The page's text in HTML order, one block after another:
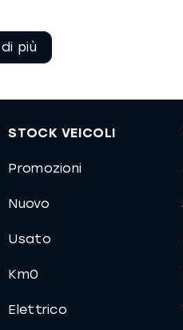
a
STOCK VEICOLI
Promozioni
Nuovo
Usato
Km0
Elettrico